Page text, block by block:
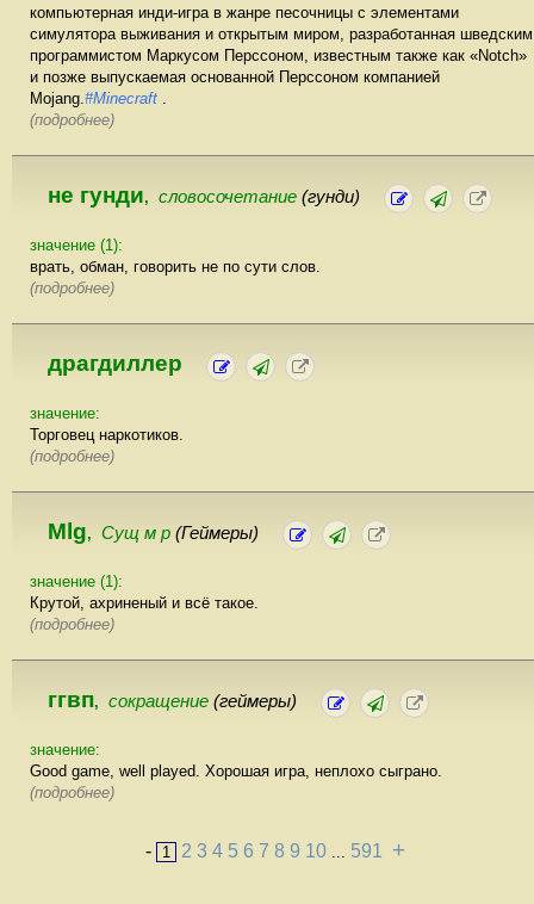
компьютерная инди-игра в жанре песочницы с элементами
симулятора выживания и открытым миром, разработанная шведским
программистом Маркусом Перссоном, известным также как «Notch»
и позже выпускаемая основанной Перссоном компанией
Mojang. #Minecraft
(подробнее)
не гунди, словосочетание (гунди)
значение (1):
врать, обман, говорить не по сути слов.
(подробнее)
драгдиллер
значение:
Торговец наркотиков.
(подробнее)
Mlg, Сущ м р (Геймеры)
значение (1):
Крутой, ахриненый и всё такое.
(подробнее)
ггвп, сокращение (геймеры)
значение:
Good game, well played. Хорошая игра, неплохо сыграно.
(подробнее)
- 1 2 3 4 5 6 7 8 9 10 591 +